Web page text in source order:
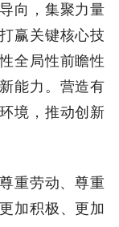
向，集聚力量
赢关键核心技
全局性前瞻性
能力。营造有
境，推动创新
重劳动、尊重
加积极、更加